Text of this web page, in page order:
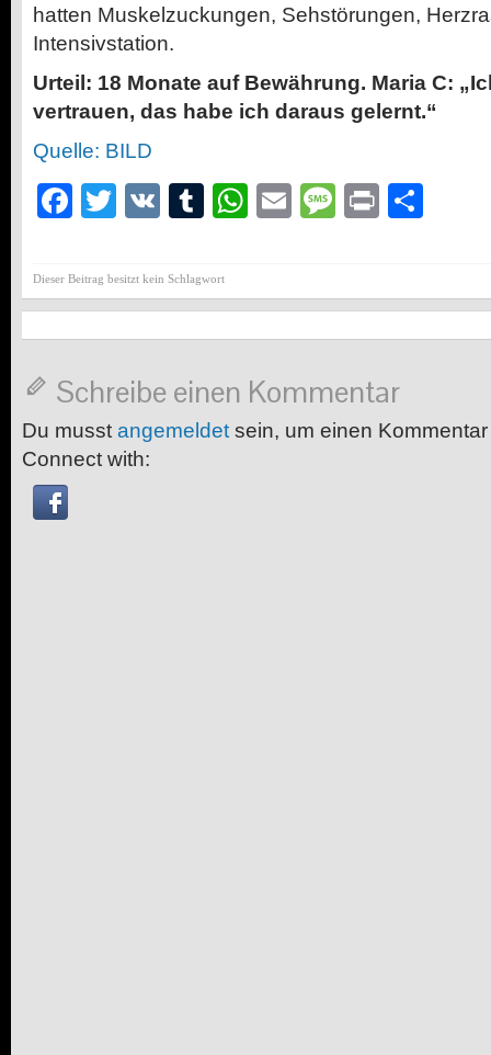
hatten Muskelzuckungen, Sehstörungen,
Intensivstation.
Urteil: 18 Monate auf Bewährung. Maria C:
vertrauen, das habe ich daraus gelernt.“
Quelle: BILD
Facebook
Twitter
VK Tumblr
WhatsApp
EmailMessage
Print
Dieser Beitrag besitzt kein Schlagwort
Schreibe einen Kommentar
Du musst angemeldet sein, um einen
Connect with: